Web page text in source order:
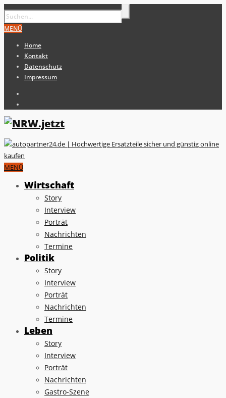
MENÜ
Home
Kontakt
Datenschutz
Impressum
MENÜ
Wirtschaft
Story
Interview
Porträt
Nachrichten
Termine
Politik
Story
Interview
Porträt
Nachrichten
Termine
Leben
Story
Interview
Porträt
Nachrichten
Gastro-Szene